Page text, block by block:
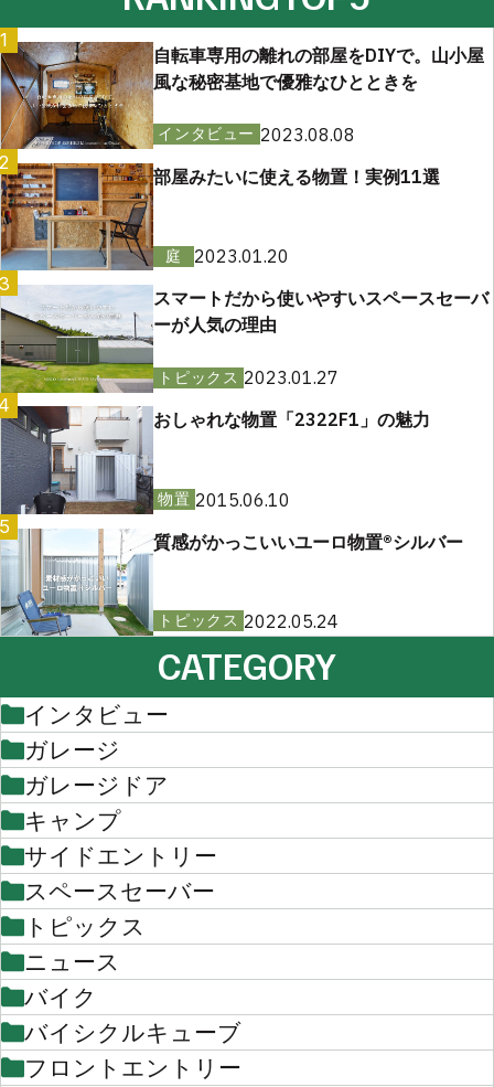
1
自転車専用の離れの部屋をDIYで。山小屋
風な秘密基地で優雅なひとときを
インタビュー 2023.08.08
2
部屋みたいに使える物置！実例11選
庭
2023.01.20
スマートだから使いやすいスペースセーバ
ーが人気の理由
トピックス 2023.01.27
おしゃれな物置「2322F1」の魅力
物置 2015.06.10
質感がかっこいいユーロ物置®︎シルバー
トピックス 2022.05.24
CATEGORY
インタビュー
ガレージ
ガレージドア
キャンプ
サイドエントリー
スペースセーバー
トピックス
ニュース
バイク
バイシクルキューブ
フロントエントリー